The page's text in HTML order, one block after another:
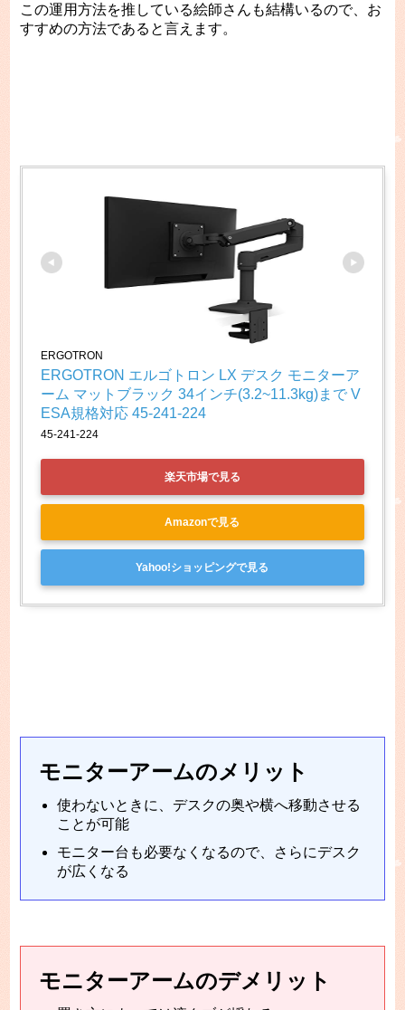
この運用方法を推している絵師さんも結構いるので、お
すすめの方法であると言えます。
ERGOTRON
ERGOTRON エルゴトロン LX デスク モニターア
ーム マットブラック 34インチ(3.2~11.3kg)まで V
ESA規格対応 45-241-224
45-241-224
楽天市場で見る
Amazonで見る
Yahoo!ショッピングで見る
モニターアームのメリット
使わないときに、デスクの奥や横へ移動させる
ことが可能
モニター台も必要なくなるので、さらにデスク
が広くなる
モニターアームのデメリット